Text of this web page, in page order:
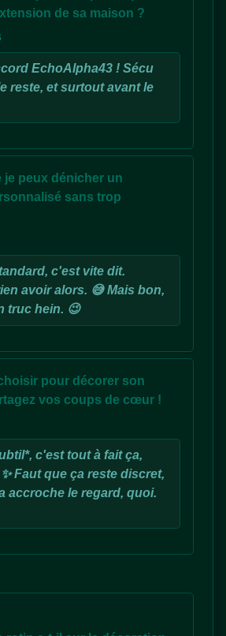
de sa maison ?
EchoAlpha43 ! Sécu
reste, et surtout avant le
je peux dénicher un
sans trop
c'est vite dit.
avoir alors. 😅 Mais bon,
truc hein. 😉
pour décorer son
vos coups de cœur !
c'est tout à fait ça,
Faut que ça reste discret,
accroche le regard, quoi.